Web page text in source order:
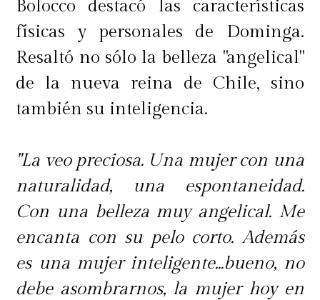
Bolocco destacó las características
físicas y personales de Dominga.
Resaltó no sólo la belleza "angelical"
de la nueva reina de Chile, sino
también su inteligencia.
"La veo preciosa. Una mujer con una
naturalidad, una espontaneidad.
Con una belleza muy angelical. Me
encanta con su pelo corto. Además
es una mujer inteligente...bueno, no
debe asombrarnos, la mujer hoy en